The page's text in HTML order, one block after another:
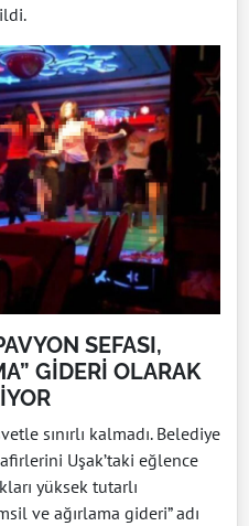
SEFASI,
GİDERİ OLARAK
sınırlı kalmadı. Belediye
Uşak’taki eğlence
yüksek tutarlı
ve ağırlama gideri” adı